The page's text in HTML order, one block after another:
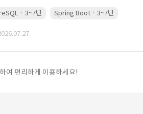
· 3~7년 Spring Boot · 3~7년
하여 편리하게 이용하세요!